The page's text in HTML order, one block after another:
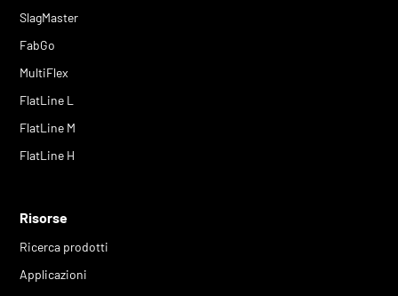
SlagMaster
FabGo
MultiFlex
FlatLine L
FlatLine M
FlatLine H
Risorse
Ricerca prodotti
Applicazioni